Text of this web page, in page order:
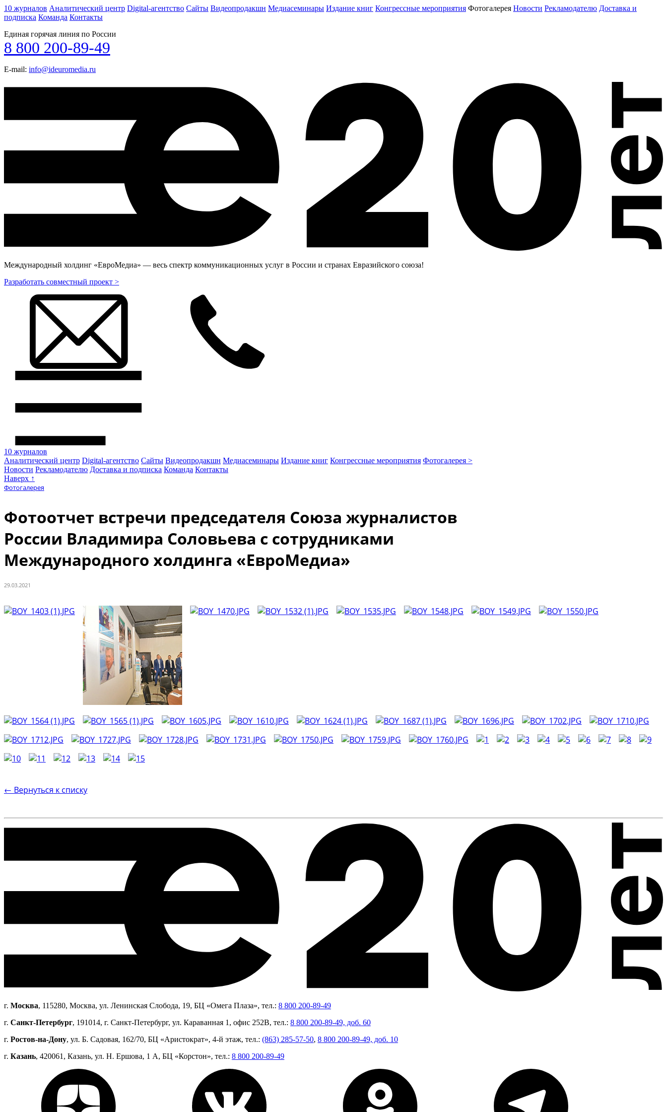
10 журналов Аналитический центр Digital-агентство Сайты Видеопродакшн Медиасеминары Издание книг Конгрессные мероприятия Фотогалерея Новости Рекламодателю Доставка и
подписка Команда Контакты
Единая горячая линия по России
8 800 200-89-49
E-mail: info@ideuromedia.ru
Международный холдинг «ЕвроМедиа» — весь спектр коммуникационных услуг в России и странах Евразийского союза!
Разработать совместный проект >
10 журналов
Аналитический центр Digital-агентство Сайты Видеопродакшн Медиасеминары Издание книг Конгрессные мероприятия Фотогалерея >
Новости Рекламодателю Доставка и подписка Команда Контакты
Наверх ↑
Фотогалерея
Фотоотчет встречи председателя Союза журналистов
России Владимира Соловьева с сотрудниками
Международного холдинга «ЕвроМедиа»
29.03.2021
← Вернуться к списку
г. Москва, 115280, Москва, ул. Ленинская Слобода, 19, БЦ «Омега Плаза», тел.: 8 800 200-89-49
г. Санкт-Петербург, 191014, г. Санкт-Петербург, ул. Караванная 1, офис 252В, тел.: 8 800 200-89-49, доб. 60
г. Ростов-на-Дону, ул. Б. Садовая, 162/70, БЦ «Аристократ», 4-й этаж, тел.: (863) 285-57-50, 8 800 200-89-49, доб. 10
г. Казань, 420061, Казань, ул. Н. Ершова, 1 А, БЦ «Корстон», тел.: 8 800 200-89-49